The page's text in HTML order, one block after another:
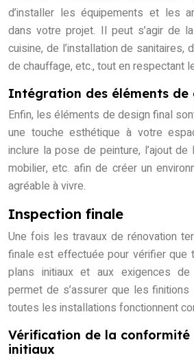
d’installer les équipements et les
dans votre projet. Il peut s’agir de
cuisine, de l’installation de sanitaires,
de chauffage, etc., tout en respectant
Intégration des éléments de
Enfin, les éléments de design final
une touche esthétique à votre
inclure la pose de peinture, l’ajout de
mobilier, etc. afin de créer un
agréable à vivre.
Inspection finale
Une fois les travaux de rénovation
finale est effectuée pour vérifier que
plans initiaux et aux exigences
permet de s’assurer que les
toutes les installations fonctionnent
Vérification de la conformité
initiaux